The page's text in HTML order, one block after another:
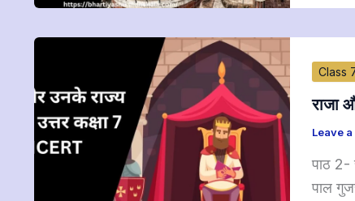
Class
राजा
Leave
पाठ 2-
पाल